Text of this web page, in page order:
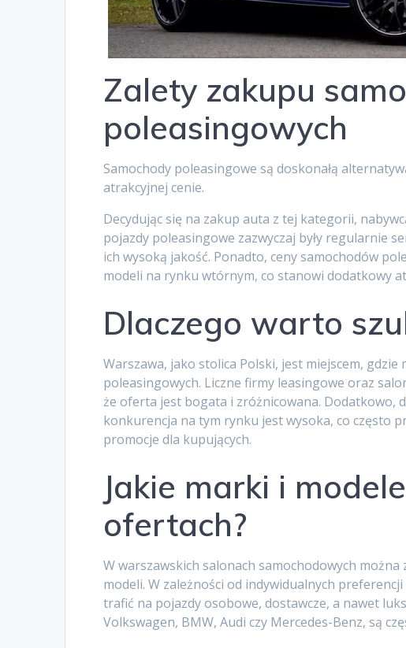
Zalety zakupu
poleasingowych
Samochody poleasingowe są doskonałą
atrakcyjnej cenie.
Decydując się na zakup auta z tej kategorii,
pojazdy poleasingowe zazwyczaj były regularnie
ich wysoką jakość. Ponadto, ceny samochodów
modeli na rynku wtórnym, co stanowi dodatkowy
Dlaczego warto
Warszawa, jako stolica Polski, jest miejscem,
poleasingowych. Liczne firmy leasingowe oraz
że oferta jest bogata i zróżnicowana. Dodatkowo,
konkurencja na tym rynku jest wysoka, co często
promocje dla kupujących.
Jakie marki i
ofertach?
W warszawskich salonach samochodowych
modeli. W zależności od indywidualnych
trafić na pojazdy osobowe, dostawcze, a nawet
Volkswagen, BMW, Audi czy Mercedes-Benz, są